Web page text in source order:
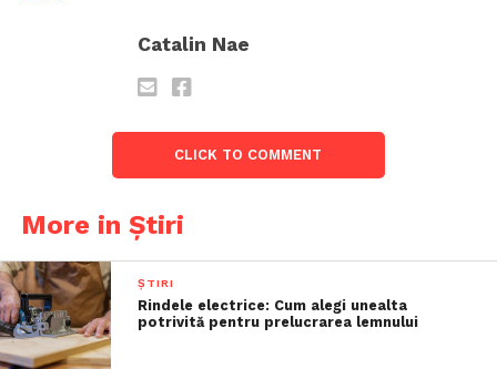
Catalin Nae
CLICK TO COMMENT
More in Știri
ȘTIRI
Rindele electrice: Cum alegi unealta
potrivită pentru prelucrarea lemnului